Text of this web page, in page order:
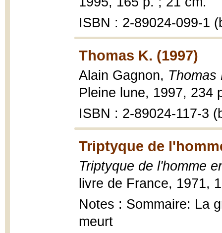
ISBN : 2-89024-099-1
Thomas K. (1997)
Alain Gagnon, Thomas
Pleine lune, 1997, 234
ISBN : 2-89024-117-3
Triptyque de
Triptyque de l'homme
livre de France, 1971,
Notes : Sommaire: La
meurt